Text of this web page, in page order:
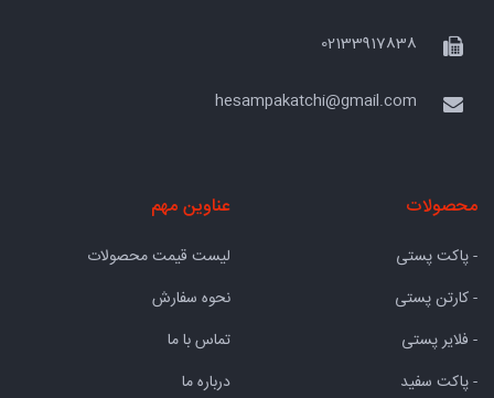
02133917838
hesampakatchi@gmail.com
محصولات
- پاکت پستی
- کارتن پستی
- فلایر پستی
- پاکت سفید
عناوین مهم
لیست قیمت محصولات
نحوه سفارش
تماس با ما
درباره ما